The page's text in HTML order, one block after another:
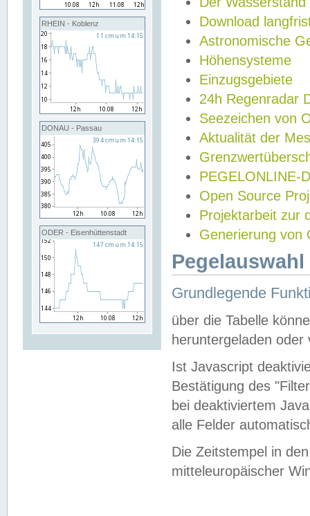
RHEIN - Koblenz
DONAU - Passau
ODER - Eisenhüttenstadt
Download
Astronomische
Höhensysteme
Einzugsgebiete
24h Regenradar
Seezeichen von
Aktualität der
PEGELONLINE-
Open Source
Projektarbeit zur
Generierung von
Grundlegende
über die Tabelle
heruntergeladen oder
Ist Javascript
Bestätigung des
bei deaktiviertem
alle Felder
Die Zeitstempel in
mitteleuropäischer